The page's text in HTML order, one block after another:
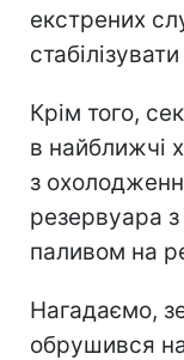
екстрених
Крім того,
в найближчі
з
резервуара
паливом на
Нагадаємо,
обрушився